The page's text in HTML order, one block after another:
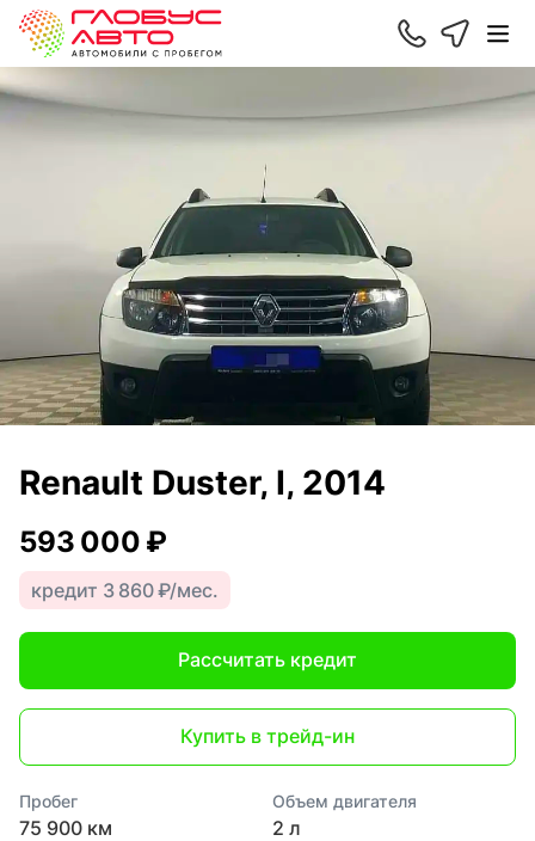
Renault Duster, I, 2014
593 000 ₽
кредит 3 860 ₽/мес.
Рассчитать кредит
Купить в трейд-ин
Пробег
75 900 км
Объем двигателя
2 л